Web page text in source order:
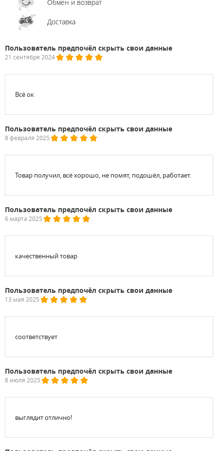
Обмен и возврат
Доставка
Пользователь предпочёл скрыть свои данные
21 сентября 2024
Всё ок
Пользователь предпочёл скрыть свои данные
8 февраля 2025
Товар получил, всё хорошо, не помят, подошёл, работает.
Пользователь предпочёл скрыть свои данные
6 марта 2025
качественный товар
Пользователь предпочёл скрыть свои данные
13 мая 2025
соответствует
Пользователь предпочёл скрыть свои данные
8 июля 2025
выглядит отлично!